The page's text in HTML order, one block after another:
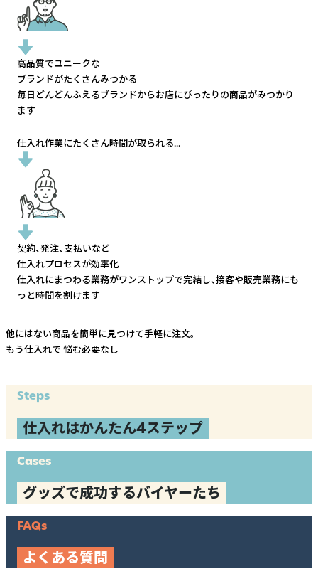
高品質でユニークな
ブランドがたくさんみつかる
毎日どんどんふえるブランドからお店にぴったりの商品がみつかり
ます
仕入れ作業にたくさん時間が取られる...
契約、発注、支払いなど
仕入れプロセスが効率化
仕入れにまつわる業務がワンストップで完結し、接客や販売業務にも
っと時間を割けます
他にはない商品を簡単に見つけて手軽に注文。
もう仕入れで 悩む必要なし
Steps
仕入れはかんたん4ステップ
Cases
グッズで成功するバイヤーたち
FAQs
よくある質問